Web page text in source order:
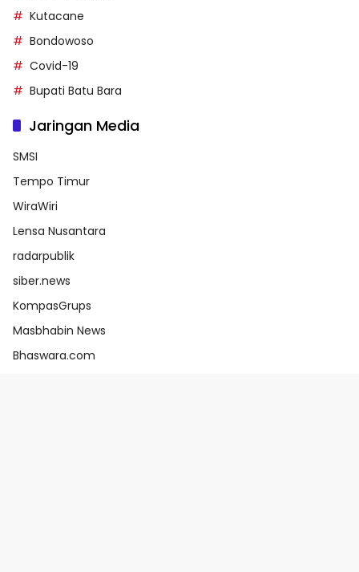
Kutacane
Bondowoso
Covid-19
Bupati Batu Bara
Jaringan Media
SMSI
Tempo Timur
WiraWiri
Lensa Nusantara
radarpublik
siber.news
KompasGrups
Masbhabin News
Bhaswara.com